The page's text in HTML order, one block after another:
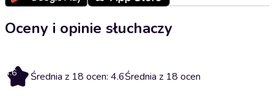
Oceny i opinie słuchaczy
4.6 Średnia z 18 ocen: 4.6Średnia z 18 ocen